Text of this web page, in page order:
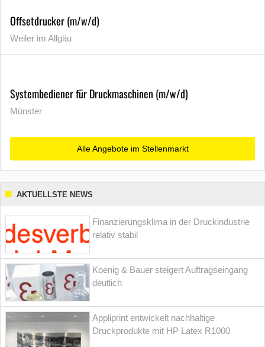
Offsetdrucker (m/w/d)
Weiler im Allgäu
Systembediener für Druckmaschinen (m/w/d)
Münster
Alle Angebote im Stellenmarkt
AKTUELLSTE NEWS
Finanzierungsklima in der Druckindustrie
relativ stabil
Koenig & Bauer steigert Auftragseingang
deutlich
Appliprint entwickelt nachhaltige
Druckprodukte mit HP Latex R1000